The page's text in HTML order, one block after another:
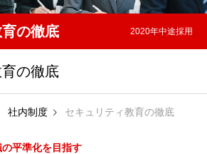
会社を知る
の徹底 2020年中途採用
の徹底
社内制度 セキュリティ教育の徹底
平準化を目指す